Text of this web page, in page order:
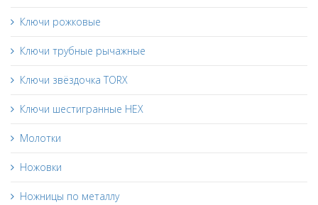
Ключи рожковые
Ключи трубные рычажные
Ключи звёздочка TORX
Ключи шестигранные HEX
Молотки
Ножовки
Ножницы по металлу